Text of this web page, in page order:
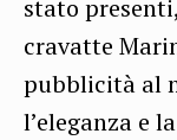
stato
cravatte
pubblicità al
l’eleganza e